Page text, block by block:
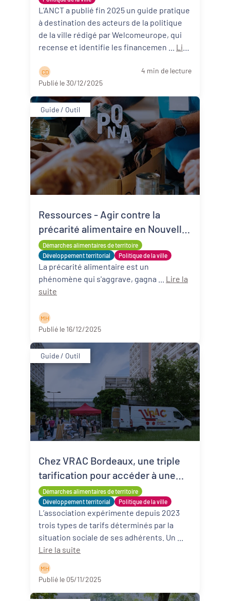
Dynamiques territoriales pour l’emploi
Transitions
Date de publication
prioritaires de la politique de la
ville”
L’ANCT a publié fin 2025 un guide pratique
à destination des acteurs de la politique
de la ville rédigé par Welcomeurope, qui
Lire
C D
4 min de lecture
Publié le 30/12/2025
Guide / Outil
Démarches alimentaires de territoire
Développement territorial
Politique de la ville
Ressources - Agir contre la
précarité alimentaire en Nouvelle-
Aquitaine
La précarité alimentaire est un
Lire la
suite
M H
Publié le 16/12/2025
Guide / Outil
Démarches alimentaires de territoire
Développement territorial
Politique de la ville
Chez VRAC Bordeaux, une triple
tarification pour accéder à une
alimentation durable et de qualité
L’association expérimente depuis 2023
trois types de tarifs déterminés par la
Lire la suite
M H
Publié le 05/11/2025